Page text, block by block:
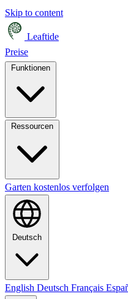
Skip to content
Leaftide
Preise
Garten kostenlos verfolgen
Deutsch
English Deutsch Français